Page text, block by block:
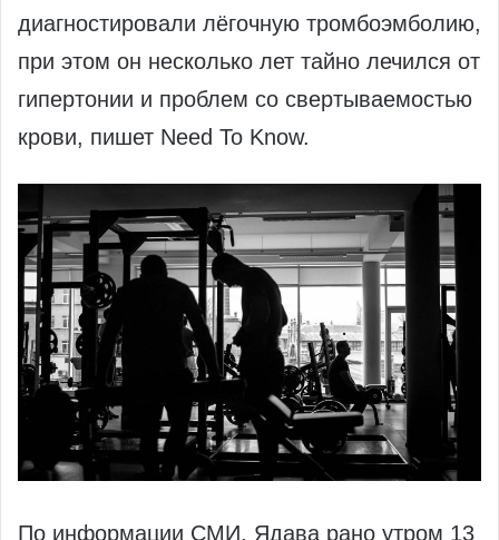
диагностировали лёгочную тромбоэмболию,
при этом он несколько лет тайно лечился от
гипертонии и проблем со свертываемостью
крови, пишет Need To Know.
По информации СМИ, Ядава рано утром 13